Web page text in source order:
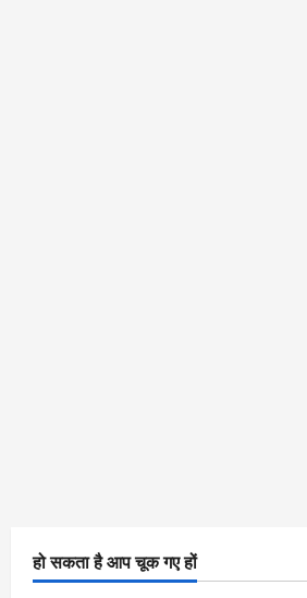
हो सकता है आप चूक गए हों